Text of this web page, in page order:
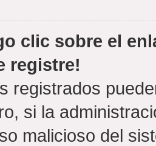
clic sobre el
registre!
registrados
si la
malicioso del